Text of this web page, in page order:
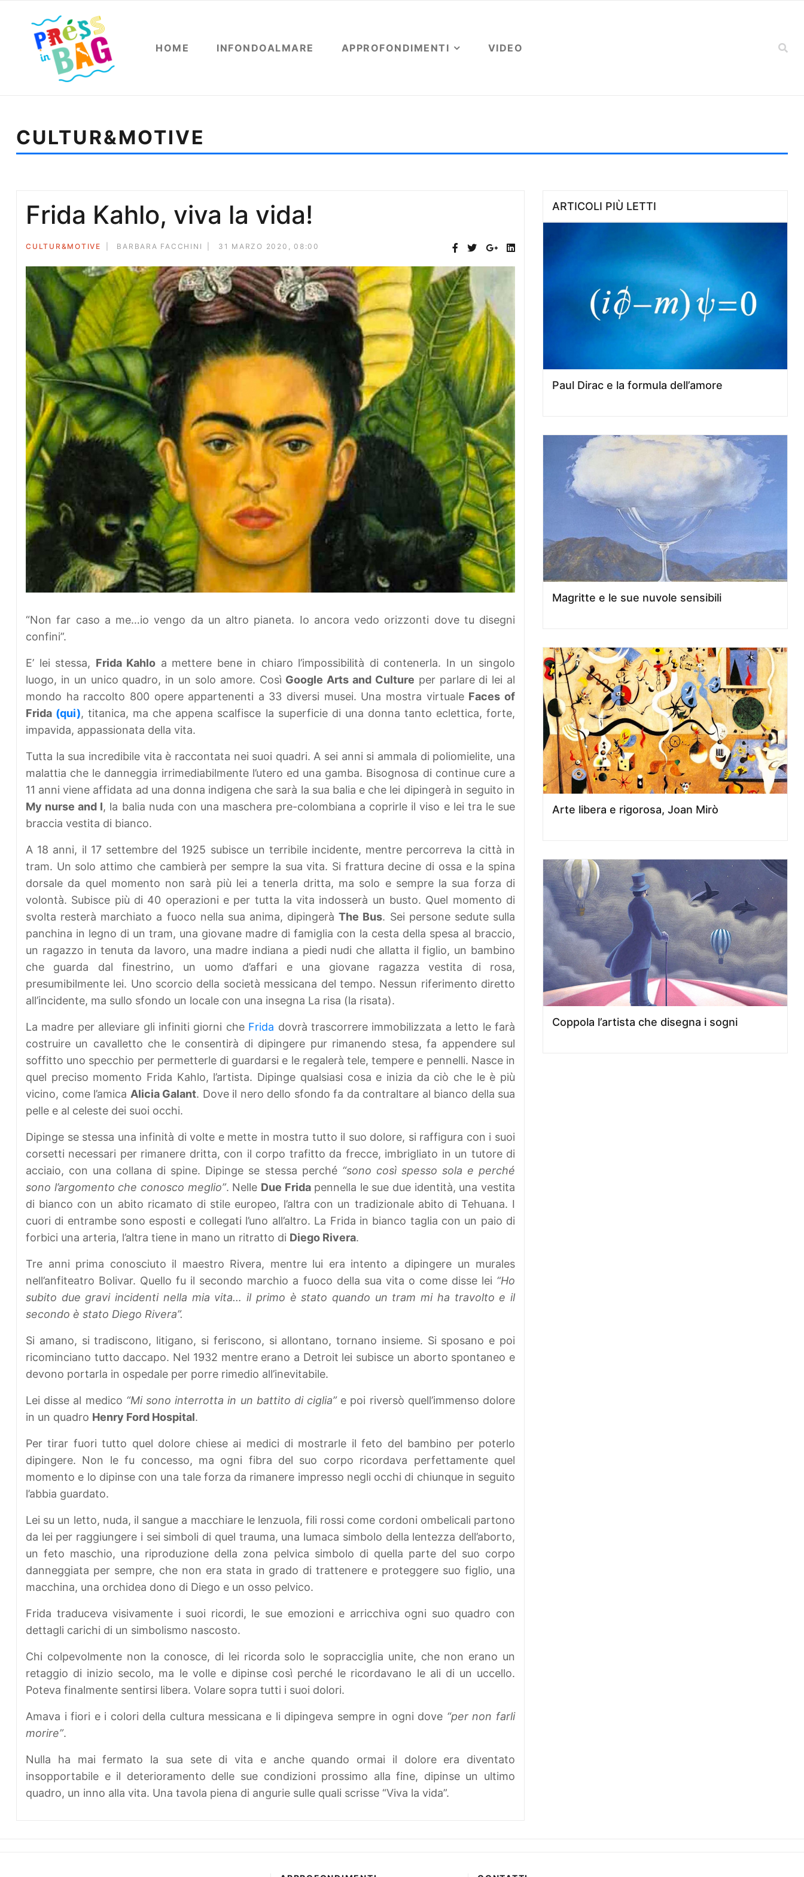
HOME INFONDOALMARE APPROFONDIMENTI VIDEO
CULTUR&MOTIVE
Frida Kahlo, viva la vida!
CULTUR&MOTIVE BARBARA FACCHINI 31 MARZO 2020, 08:00
“Non far caso a me…io vengo da un altro pianeta. Io ancora vedo orizzonti dove tu disegni
confini”.
E’ lei stessa, Frida Kahlo a mettere bene in chiaro l’impossibilità di contenerla. In un singolo
luogo, in un unico quadro, in un solo amore. Così Google Arts and Culture per parlare di lei al
mondo ha raccolto 800 opere appartenenti a 33 diversi musei. Una mostra virtuale Faces of
Frida (qui), titanica, ma che appena scalfisce la superficie di una donna tanto eclettica, forte,
impavida, appassionata della vita.
Tutta la sua incredibile vita è raccontata nei suoi quadri. A sei anni si ammala di poliomielite, una
malattia che le danneggia irrimediabilmente l’utero ed una gamba. Bisognosa di continue cure a
11 anni viene affidata ad una donna indigena che sarà la sua balia e che lei dipingerà in seguito in
My nurse and I, la balia nuda con una maschera pre-colombiana a coprirle il viso e lei tra le sue
braccia vestita di bianco.
A 18 anni, il 17 settembre del 1925 subisce un terribile incidente, mentre percorreva la città in
tram. Un solo attimo che cambierà per sempre la sua vita. Si frattura decine di ossa e la spina
dorsale da quel momento non sarà più lei a tenerla dritta, ma solo e sempre la sua forza di
volontà. Subisce più di 40 operazioni e per tutta la vita indosserà un busto. Quel momento di
svolta resterà marchiato a fuoco nella sua anima, dipingeràThe Bus. Sei persone sedute sulla
panchina in legno di un tram, una giovane madre di famiglia con la cesta della spesa al braccio,
un ragazzo in tenuta da lavoro, una madre indiana a piedi nudi che allatta il figlio, un bambino
che guarda dal finestrino, un uomo d’affari e una giovane ragazza vestita di rosa,
presumibilmente lei. Uno scorcio della società messicana del tempo. Nessun riferimento diretto
all’incidente, ma sullo sfondo un locale con una insegna La risa (la risata).
La madre per alleviare gli infiniti giorni che Frida dovrà trascorrere immobilizzata a letto le farà
costruire un cavalletto che le consentirà di dipingere pur rimanendo stesa, fa appendere sul
soffitto uno specchio per permetterle di guardarsi e le regalerà tele, tempere e pennelli. Nasce in
quel preciso momento Frida Kahlo, l’artista. Dipinge qualsiasi cosa e inizia da ciò che le è più
vicino, come l’amica Alicia Galant. Dove il nero dello sfondo fa da contraltare al bianco della sua
pelle e al celeste dei suoi occhi.
Dipinge se stessa una infinità di volte e mette in mostra tutto il suo dolore, si raffigura con i suoi
corsetti necessari per rimanere dritta, con il corpo trafitto da frecce, imbrigliato in un tutore di
acciaio, con una collana di spine. Dipinge se stessa perché “sono così spesso sola e perché
sono l’argomento che conosco meglio”. Nelle Due Fridapennella le sue due identità, una vestita
di bianco con un abito ricamato di stile europeo, l’altra con un tradizionale abito di Tehuana. I
cuori di entrambe sono esposti e collegati l’uno all’altro. La Frida in bianco taglia con un paio di
forbici una arteria, l’altra tiene in mano un ritratto di Diego Rivera.
Tre anni prima conosciuto il maestro Rivera, mentre lui era intento a dipingere un murales
nell’anfiteatro Bolivar. Quello fu il secondo marchio a fuoco della sua vita o come disse lei “Ho
subito due gravi incidenti nella mia vita… il primo è stato quando un tram mi ha travolto e il
secondo è stato Diego Rivera”.
Si amano, si tradiscono, litigano, si feriscono, si allontano, tornano insieme. Si sposano e poi
ricominciano tutto daccapo. Nel 1932 mentre erano a Detroit lei subisce un aborto spontaneo e
devono portarla in ospedale per porre rimedio all’inevitabile.
Lei disse al medico “Mi sono interrotta in un battito di ciglia”e poi riversò quell’immenso dolore
in un quadro Henry Ford Hospital.
Per tirar fuori tutto quel dolore chiese ai medici di mostrarle il feto del bambino per poterlo
dipingere. Non le fu concesso, ma ogni fibra del suo corpo ricordava perfettamente quel
momento e lo dipinse con una tale forza da rimanere impresso negli occhi di chiunque in seguito
l’abbia guardato.
Lei su un letto, nuda, il sangue a macchiare le lenzuola, fili rossi come cordoni ombelicali partono
da lei per raggiungere i sei simboli di quel trauma, una lumaca simbolo della lentezza dell’aborto,
un feto maschio, una riproduzione della zona pelvica simbolo di quella parte del suo corpo
danneggiata per sempre, che non era stata in grado di trattenere e proteggere suo figlio, una
macchina, una orchidea dono di Diego e un osso pelvico.
Frida traduceva visivamente i suoi ricordi, le sue emozioni e arricchiva ogni suo quadro con
dettagli carichi di un simbolismo nascosto.
Chi colpevolmente non la conosce, di lei ricorda solo le sopracciglia unite, che non erano un
retaggio di inizio secolo, ma le volle e dipinse così perché le ricordavano le ali di un uccello.
Poteva finalmente sentirsi libera. Volare sopra tutti i suoi dolori.
Amava i fiori e i colori della cultura messicana e li dipingeva sempre in ogni dove “per non farli
morire”.
Nulla ha mai fermato la sua sete di vita e anche quando ormai il dolore era diventato
insopportabile e il deterioramento delle sue condizioni prossimo alla fine, dipinse un ultimo
quadro, un inno alla vita. Una tavola piena di angurie sulle quali scrisse “Viva la vida”.
ARTICOLI PIÙ LETTI
Paul Dirac e la formula dell’amore
Magritte e le sue nuvole sensibili
Arte libera e rigorosa, Joan Mirò
Coppola l’artista che disegna i sogni